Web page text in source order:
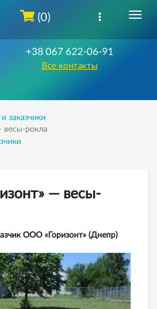
+38 067 622-06-91
Все контакты
(0)
заказчики
рокла
— весы-
ООО «Горизонт» (Днепр)